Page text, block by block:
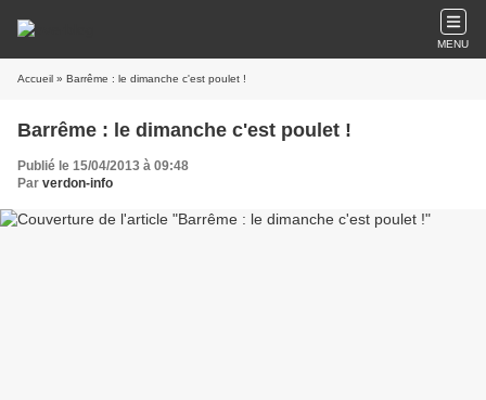
MENU
Accueil » Barrême : le dimanche c'est poulet !
Barrême : le dimanche c'est poulet !
Publié le 15/04/2013 à 09:48
Par verdon-info